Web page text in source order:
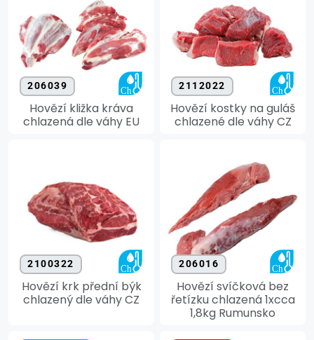
206039
Hovězí kližka kráva
chlazená dle váhy EU
2112022
Hovězí kostky na guláš
chlazené dle váhy CZ
2100322
Hovězí krk přední býk
chlazený dle váhy CZ
206016
Hovězí svíčková bez
řetízku chlazená 1xcca
1,8kg Rumunsko